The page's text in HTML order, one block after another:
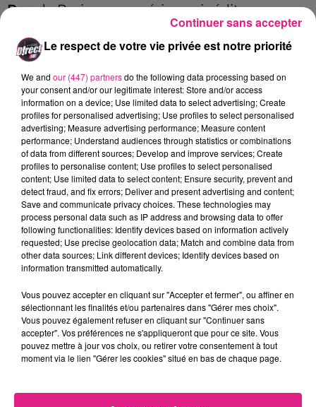
Rexde Paris une expérience inédite pour
mettre en avant les métiers du web à travers
des conférences et des métiers de montage.
Sami Boukermi : monteur vidéo.
Crédit : D!RECT FM
FIL ACTUS
7 août 2026
Lorraine : une journée pas comme les autres au Parc animalier de...
6 août 2026
Metz : une distribution de lunette gratuite pour voir l’éclipse
5 août 2026
4 août 2026
Officiel : Gauthier Hein quitte le FC Metz pour l'OGC Nice
4 août 2026
Officiel : le lac de Madine reporte son feu d’artifice
Le respect de votre vie privée est notre priorité
We and our (447) partnersdo the following data processing based on
your consent and/or our legitimate interest: Store and/or access
information on a device; Use limited data to select advertising; Create
profiles for personalised advertising; Use profiles to select personalised
advertising; Measure advertising performance; Measure content
performance; Understand audiences through statistics or combinations
of data from different sources; Develop and improve services; Create
profiles to personalise content; Use profiles to select personalised
content; Use limited data to select content; Ensure security, prevent and
detect fraud, and fix errors; Deliver and present advertising and content;
Save and communicate privacy choices. These technologies may
process personal data such as IP address and browsing data to offer
following functionalities: Identify devices based on information actively
requested; Use precise geolocation data; Match and combine data from
other data sources; Link different devices; Identify devices based on
information transmitted automatically.
Vous pouvez accepter en cliquant sur "Accepter et fermer", ou affiner en
sélectionnant les finalités et/ou partenaires dans "Gérer mes choix".
Vous pouvez également refuser en cliquant sur "Continuer sans
accepter". Vos préférences ne s'appliqueront que pour ce site. Vous
pouvez mettre à jour vos choix, ou retirer votre consentement à tout
moment via le lien "Gérer les cookies" situé en bas de chaque page.
Continuer sans accepter